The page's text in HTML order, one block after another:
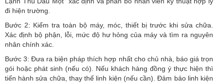
đi hiện trường.
Bước 2: Kiểm tra toàn bộ máy, móc, thiết bị trước khi sửa chữa.
Xác định bộ phận, lỗi, mức độ hư hỏng của máy và tìm ra nguyên
nhân chính xác.
Bước 3: Đưa ra biện pháp thích hợp nhất cho chủ nhà, báo giá trọn
gói hoặc phát sinh (nếu có). Nếu khách hàng đồng ý thực hiện thì
tiến hành sửa chữa, thay thế linh kiện (nếu cần). Đảm bảo linh kiện